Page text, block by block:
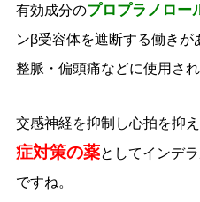
有効成分のプロプラノロー
ンβ受容体を遮断する働き
整脈・偏頭痛などに使用され
交感神経を抑制し心拍を抑
症対策の薬としてインデ
ですね。